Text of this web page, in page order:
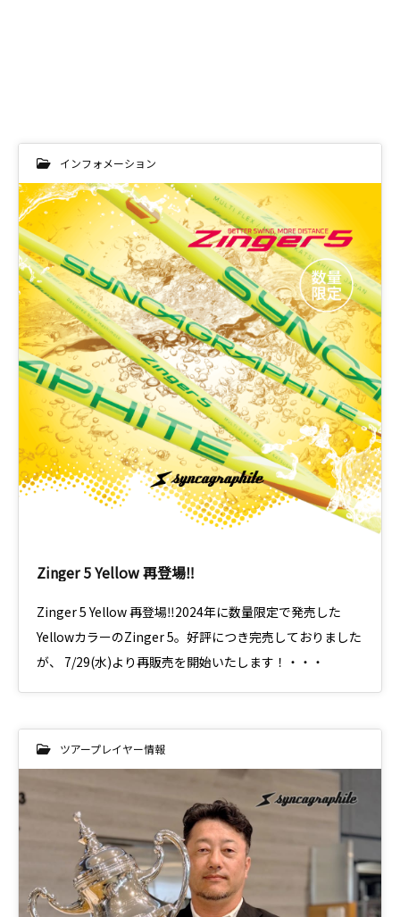
インフォメーション
Zinger 5 Yellow 再登場‼
Zinger 5 Yellow 再登場‼2024年に数量限定で発売した
YellowカラーのZinger 5。好評につき完売しておりました
が、 7/29(水)より再販売を開始いたします！・・・
ツアープレイヤー情報